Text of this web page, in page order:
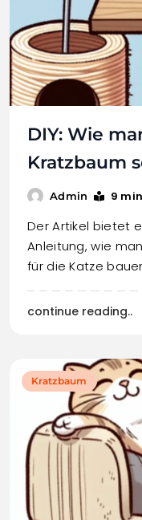
DIY: Wie
Kratzbaum
Admin 9
Der Artikel bietet
Anleitung, wie
für die Katze
continue reading..
Kratzbaum